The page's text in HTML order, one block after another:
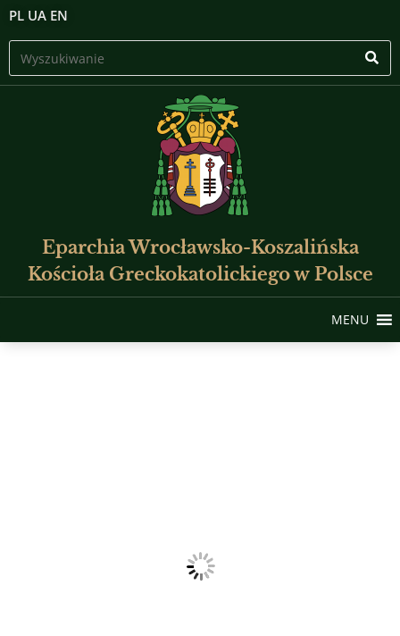
PL UA EN
Eparchia Wrocławsko-Koszalińska
Kościoła Greckokatolickiego w Polsce
MENU